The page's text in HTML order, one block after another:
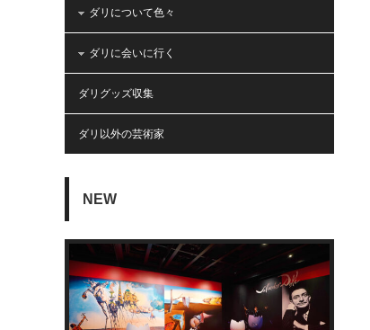
ダリについて色々
ダリに会いに行く
ダリグッズ収集
ダリ以外の芸術家
NEW